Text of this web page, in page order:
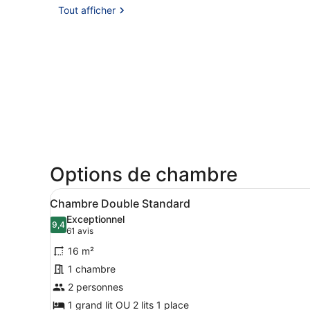
Tout afficher
Options de chambre
Afficher
toutes
les
photos
pour
ce
type
de
6
Chambre Double Standard
9,49,4 sur 10
Exceptionnel
61 avis
(61 avis)
16 m²
1 chambre
2 personnes
1 grand lit OU 2 lits 1 place